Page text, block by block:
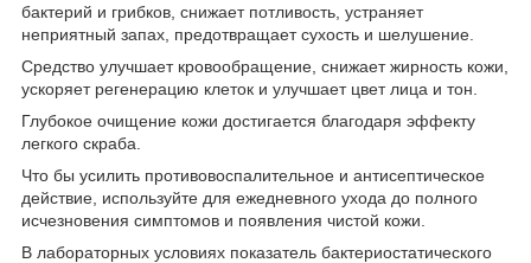
бактерий и грибков, снижает потливость, устраняет
неприятный запах, предотвращает сухость и шелушение.
Средство улучшает кровообращение, снижает жирность кожи,
ускоряет регенерацию клеток и улучшает цвет лица и тон.
Глубокое очищение кожи достигается благодаря эффекту
легкого скраба.
Что бы усилить противовоспалительное и антисептическое
действие, используйте для ежедневного ухода до полного
исчезновения симптомов и появления чистой кожи.
В лабораторных условиях показатель бактериостатического